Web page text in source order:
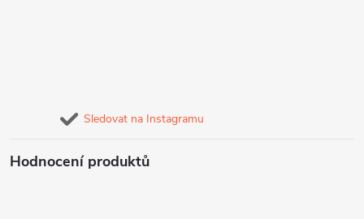
Sledovat na Instagramu
Hodnocení produktů